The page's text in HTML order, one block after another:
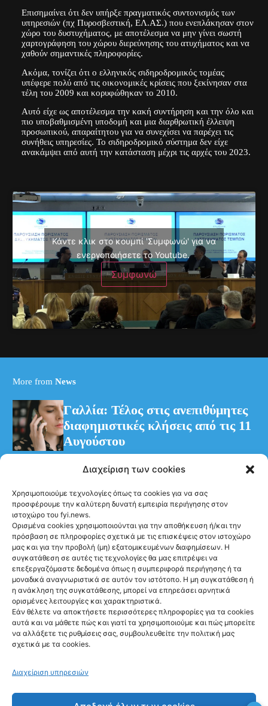
Διαχείριση των cookies
Χρησιμοποιούμε τεχνολογίες όπως τα cookies για να σας
προσφέρουμε την καλύτερη δυνατή εμπειρία περιήγησης στον
ιστοχώρο του fyi.news.
Ορισμένα cookies χρησιμοποιούνται για την αποθήκευση ή/και την
πρόσβαση σε πληροφορίες σχετικά με τις επισκέψεις στον ιστοχώρο
μας και για την προβολή (μη) εξατομικευμένων διαφημίσεων. Η
συγκατάθεση σε αυτές τις τεχνολογίες θα μας επιτρέψει να
επεξεργαζόμαστε δεδομένα όπως η συμπεριφορά περιήγησης ή τα
μοναδικά αναγνωριστικά σε αυτόν τον ιστότοπο. Η μη συγκατάθεση ή
η ανάκληση της συγκατάθεσης, μπορεί να επηρεάσει αρνητικά
ορισμένες λειτουργίες και χαρακτηριστικά.
Εάν θέλετε να αποκτήσετε περισσότερες πληροφορίες για τα cookies
αυτά και να μάθετε πώς και γιατί τα χρησιμοποιούμε και πώς μπορείτε
να αλλάξετε τις ρυθμίσεις σας, συμβουλευθείτε την πολιτική μας
σχετικά με τα cookies.
Διαχείριση υπηρεσιών
Επισημαίνει ότι δεν υπήρξε πραγματικός συντονισμός των
υπηρεσιών (πχ Πυροσβεστική, ΕΛ.ΑΣ.) που ενεπλάκησαν στον
χώρο του δυστυχήματος, με αποτέλεσμα να μην γίνει σωστή
χαρτογράφηση του χώρου διερεύνησης του ατυχήματος και να
χαθούν σημαντικές πληροφορίες.
Ακόμα, τονίζει ότι ο ελληνικός σιδηροδρομικός τομέας
υπέφερε πολύ από τις οικονομικές κρίσεις που ξεκίνησαν στα
τέλη του 2009 και κορυφώθηκαν το 2010.
Αυτό είχε ως αποτέλεσμα την κακή συντήρηση και την όλο και
πιο υποβαθμισμένη υποδομή και μια διαρθρωτική έλλειψη
προσωπικού, απαραίτητου για να συνεχίσει να παρέχει τις
συνήθεις υπηρεσίες. Το σιδηροδρομικό σύστημα δεν είχε
ανακάμψει από αυτή την κατάσταση μέχρι τις αρχές του 2023.
Κάντε κλικ στο κουμπί 'Συμφωνώ' για να
ενεργοποιήσετε το Youtube.
Συμφωνώ
NEWS
Γαλλία: Τέλος στις
ανεπιθύμητες
διαφημιστικές
κλήσεις από τις
11 Αυγούστου